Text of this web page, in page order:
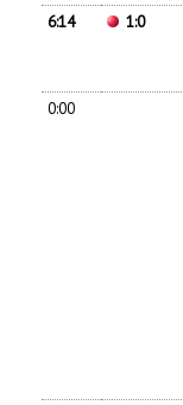
6:14 1:0
0:00